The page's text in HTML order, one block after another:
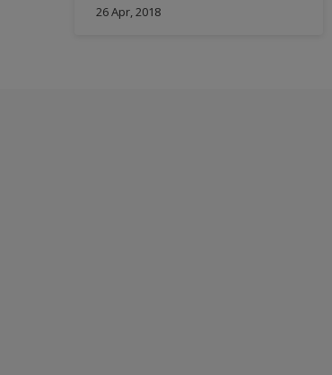
26 Apr, 2018